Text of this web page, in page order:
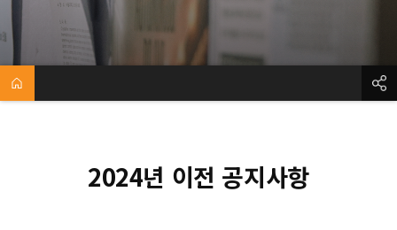
2024년 이전 공지사항